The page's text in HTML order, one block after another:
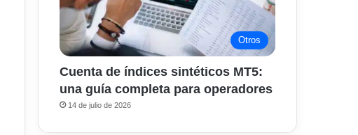
Otros
Cuenta de índices sintéticos MT5:
una guía completa para operadores
14 de julio de 2026